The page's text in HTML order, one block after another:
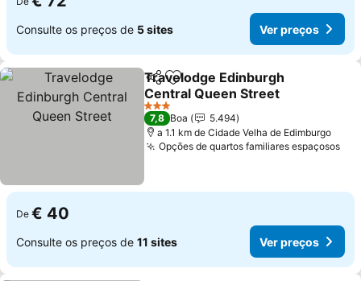
Consulte os preços de 5 sites Ver preços
PartilharAdicionar aos favoritos
Travelodge Edinburgh
Central Queen Street
Ver preços
3 Estrelas
7,8 Boa
5.494
a 1.1 km de Cidade Velha de Edimburgo
Opções de quartos familiares espaçosos
De € 40
Consulte os preços de 11 sites Ver preços